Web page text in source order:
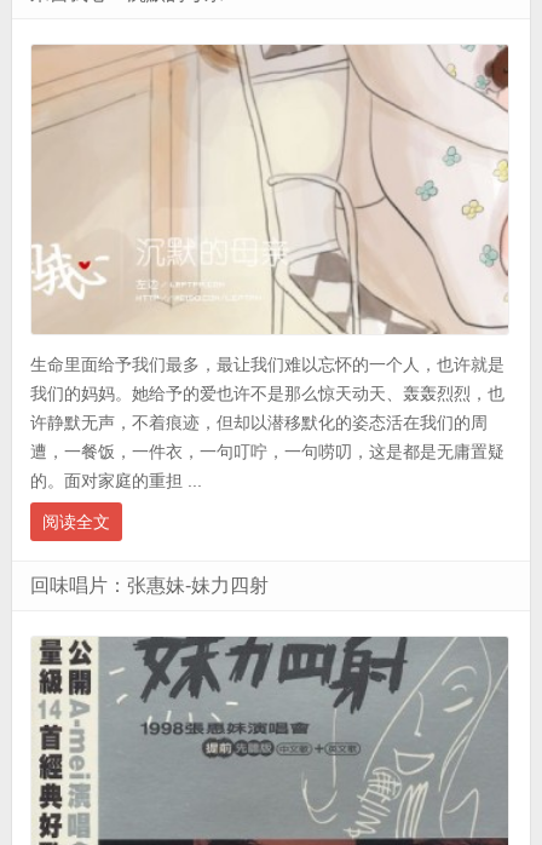
生命里面给予我们最多，最让我们难以忘怀的一个人，也许就是
我们的妈妈。她给予的爱也许不是那么惊天动天、轰轰烈烈，也
许静默无声，不着痕迹，但却以潜移默化的姿态活在我们的周
遭，一餐饭，一件衣，一句叮咛，一句唠叨，这是都是无庸置疑
的。面对家庭的重担 ...
阅读全文
回味唱片：张惠妹-妹力四射